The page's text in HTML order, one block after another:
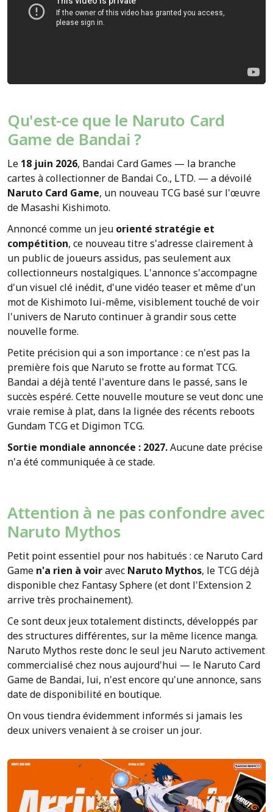
Qu'est-ce que le Naruto Card
Game de Bandai ?
Le 18 juin 2026, Bandai Card Games — la branche
cartes à collectionner de Bandai Co., LTD. — a dévoilé
Naruto Card Game, un nouveau TCG basé sur l'œuvre
de Masashi Kishimoto.
Annoncé comme un jeu orienté stratégie et
compétition, ce nouveau titre s'adresse clairement à
un public de joueurs assidus, pas seulement aux
collectionneurs nostalgiques. L'annonce s'accompagne
d'un visuel clé inédit, d'une vidéo teaser et même d'un
mot de Kishimoto lui-même, visiblement touché de voir
l'univers de Naruto continuer à grandir sous cette
nouvelle forme.
Petite précision qui a son importance : ce n'est pas la
première fois que Naruto se frotte au format TCG.
Bandai a déjà tenté l'aventure dans le passé, sans le
succès espéré. Cette nouvelle mouture se veut donc une
vraie remise à plat, dans la lignée des récents reboots
Gundam TCG et Digimon TCG.
Sortie mondiale annoncée : 2027.Aucune date précise
n'a été communiquée à ce stade.
Attention à ne pas confondre avec
Naruto Mythos
Petit point essentiel pour nos habitués : ce Naruto Card
Game n'a rien à voiravec Naruto Mythos, le TCG déjà
disponible chez Fantasy Sphere (et dont l'Extension 2
arrive très prochainement).
Ce sont deux jeux totalement distincts, développés par
des structures différentes, sur la même licence manga.
Naruto Mythos reste donc le seul jeu Naruto activement
commercialisé chez nous aujourd'hui — le Naruto Card
Game de Bandai, lui, n'est encore qu'une annonce, sans
date de disponibilité en boutique.
On vous tiendra évidemment informés si jamais les
deux univers venaient à se croiser un jour.